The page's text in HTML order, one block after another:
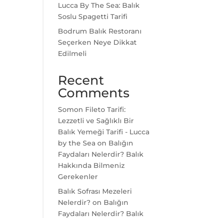
Lucca By The Sea: Balık
Soslu Spagetti Tarifi
Bodrum Balık Restoranı
Seçerken Neye Dikkat
Edilmeli
Recent
Comments
Somon Fileto Tarifi:
Lezzetli ve Sağlıklı Bir
Balık Yemeği Tarifi - Lucca
by the Sea on Balığın
Faydaları Nelerdir? Balık
Hakkında Bilmeniz
Gerekenler
Balık Sofrası Mezeleri
Nelerdir? on Balığın
Faydaları Nelerdir? Balık